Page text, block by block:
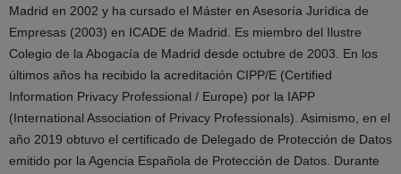
Madrid en 2002 y ha cursado el Máster en Asesoría Jurídica de
Empresas (2003) en ICADE de Madrid. Es miembro del Ilustre
Colegio de la Abogacía de Madrid desde octubre de 2003. En los
últimos años ha recibido la acreditación CIPP/E (Certified
Information Privacy Professional / Europe) por la IAPP
(International Association of Privacy Professionals). Asimismo, en el
año 2019 obtuvo el certificado de Delegado de Protección de Datos
emitido por la Agencia Española de Protección de Datos. Durante